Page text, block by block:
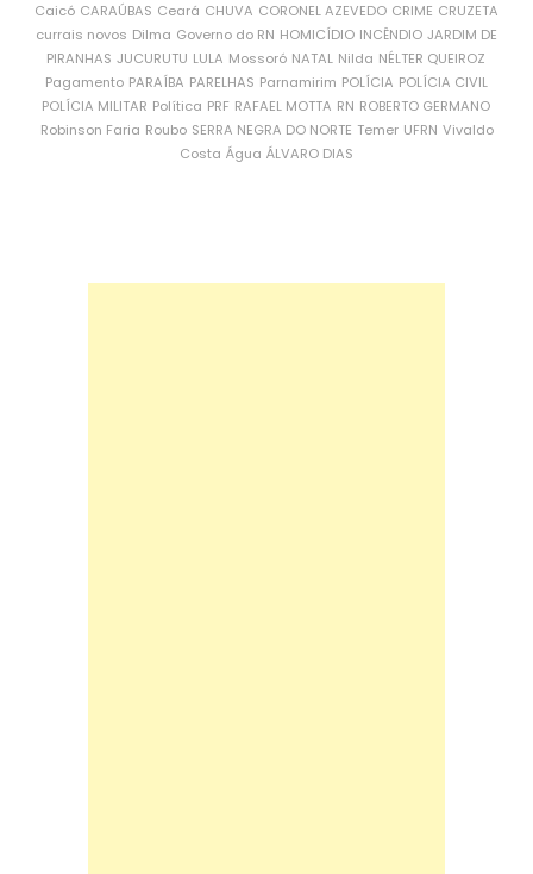
Caicó CARAÚBAS Ceará CHUVA CORONEL AZEVEDO CRIME CRUZETA
currais novos Dilma Governo do RN HOMICÍDIO INCÊNDIO JARDIM DE
PIRANHAS JUCURUTU LULA Mossoró NATAL Nilda NÉLTER QUEIROZ
Pagamento PARAÍBA PARELHAS Parnamirim POLÍCIA POLÍCIA CIVIL
POLÍCIA MILITAR Política PRF RAFAEL MOTTA RN ROBERTO GERMANO
Robinson Faria Roubo SERRA NEGRA DO NORTE Temer UFRN Vivaldo
Costa Água ÁLVARO DIAS